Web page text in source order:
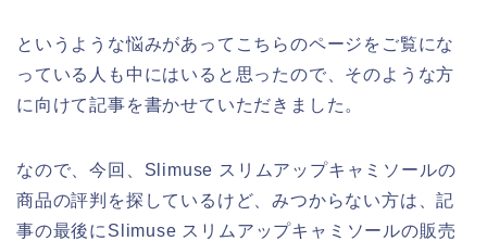
というような悩みがあってこちらのページをご覧にな
っている人も中にはいると思ったので、そのような方
に向けて記事を書かせていただきました。
なので、今回、Slimuse スリムアップキャミソールの
商品の評判を探しているけど、みつからない方は、記
事の最後にSlimuse スリムアップキャミソールの販売